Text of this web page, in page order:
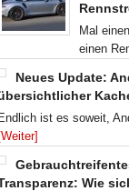
Mal
einen
Neues Update:
Endlich ist es soweit,
[Weiter]
Wie